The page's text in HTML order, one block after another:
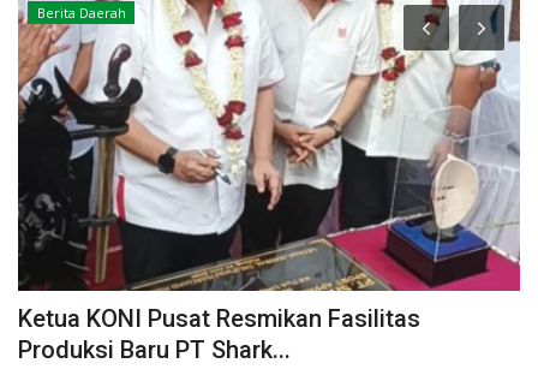
Berita Daerah
Ketua KONI Pusat Resmikan Fasilitas
Produksi Baru PT Shark...